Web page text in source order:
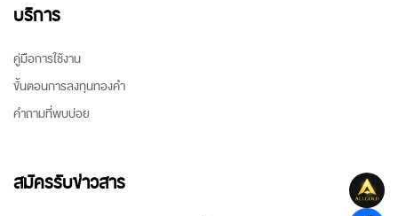
บริการ
คู่มือการใช้งาน
ขั้นตอนการลงทุนทองคำ
คำถามที่พบบ่อย
สมัครรับข่าวสาร